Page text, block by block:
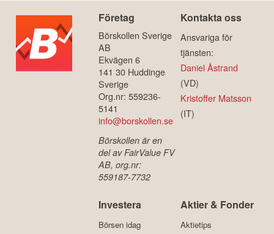
Företag
Börskollen Sverige
AB
Ekvägen 6
141 30 Huddinge
Sverige
Org.nr: 559236-
5141
info@borskollen.se
Börskollen är en
del av FairValue FV
AB, org.nr:
559187-7732
Kontakta oss
Ansvariga för
tjänsten:
Daniel Åstrand
(VD)
Kristoffer Matsson
(IT)
Investera
Börsen idag
Aktier & Fonder
Aktietips